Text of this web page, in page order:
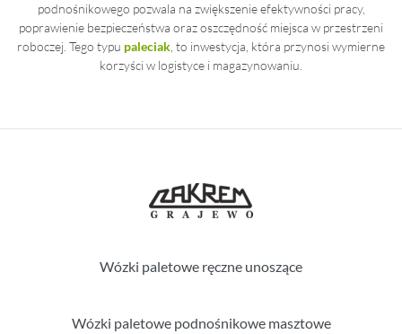
podnośnikowego pozwala na zwiększenie efektywności pracy,
poprawienie bezpieczeństwa oraz oszczędność miejsca w przestrzeni
roboczej. Tego typu paleciak , to inwestycja, która przynosi wymierne
korzyści w logistyce i magazynowaniu.
Wózki paletowe ręczne unoszące
Wózki paletowe podnośnikowe masztowe